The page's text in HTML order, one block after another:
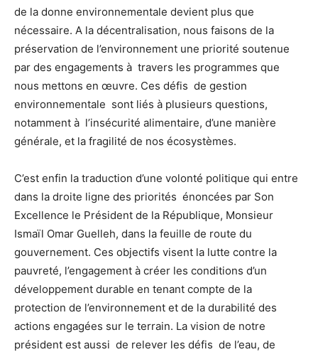
de la donne environnementale devient plus que
nécessaire. A la décentralisation, nous faisons de la
préservation de l’environnement une priorité soutenue
par des engagements à travers les programmes que
nous mettons en œuvre. Ces défis de gestion
environnementale sont liés à plusieurs questions,
notamment à l’insécurité alimentaire, d’une manière
générale, et la fragilité de nos écosystèmes.
C’est enfin la traduction d’une volonté politique qui entre
dans la droite ligne des priorités énoncées par Son
Excellence le Président de la République, Monsieur
Ismaïl Omar Guelleh, dans la feuille de route du
gouvernement. Ces objectifs visent la lutte contre la
pauvreté, l’engagement à créer les conditions d’un
développement durable en tenant compte de la
protection de l’environnement et de la durabilité des
actions engagées sur le terrain. La vision de notre
président est aussi de relever les défis de l’eau, de